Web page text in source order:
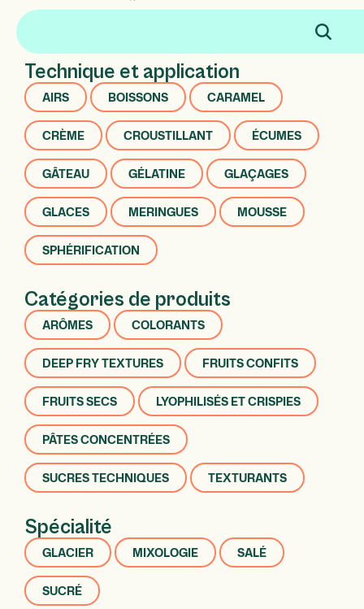
Technique et application
AIRS BOISSONS CARAMEL
CRÈME CROUSTILLANT ÉCUMES
GÂTEAU GÉLATINE GLAÇAGES
GLACES MERINGUES MOUSSE
SPHÉRIFICATION
Catégories de produits
ARÔMES COLORANTS
DEEP FRY TEXTURES FRUITS CONFITS
FRUITS SECS LYOPHILISÉS ET CRISPIES
PÂTES CONCENTRÉES
SUCRES TECHNIQUES TEXTURANTS
Spécialité
GLACIER MIXOLOGIE SALÉ
SUCRÉ